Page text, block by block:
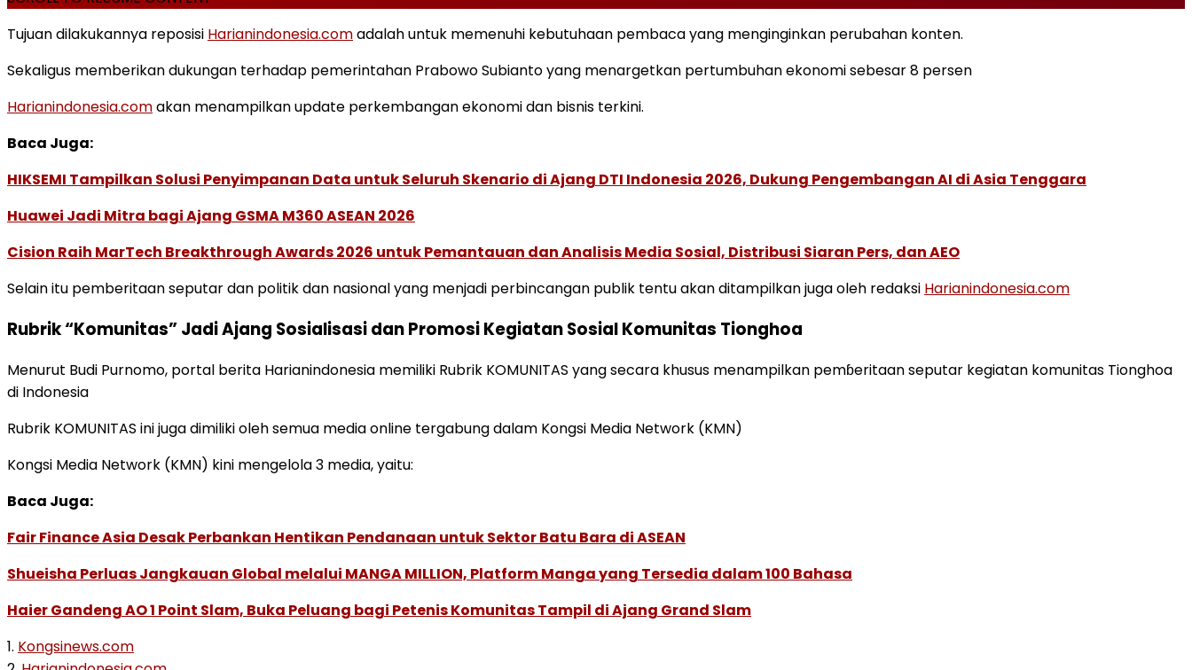
Tujuan dilakukannya reposisi Harianindonesia.comadalah untuk memenuhi kebutuhaan pembaca yang menginginkan perubahan konten.
Sekaligus memberikan dukungan terhadap pemerintahan Prabowo Subianto yang menargetkan pertumbuhan ekonomi sebesar 8 persen
Harianindonesia.comakan menampilkan update perkembangan ekonomi dan bisnis terkini.
Baca Juga:
HIKSEMI Tampilkan Solusi Penyimpanan Data untuk Seluruh Skenario di Ajang DTI Indonesia 2026, Dukung Pengembangan AI di Asia Tenggara
Huawei Jadi Mitra bagi Ajang GSMA M360 ASEAN 2026
Cision Raih MarTech Breakthrough Awards 2026 untuk Pemantauan dan Analisis Media Sosial, Distribusi Siaran Pers, dan AEO
Selain itu pemberitaan seputar dan politik dan nasional yang menjadi perbincangan publik tentu akan ditampilkan juga oleh redaksi Harianindonesia.com
Rubrik “Komunitas” Jadi Ajang Sosialisasi dan Promosi Kegiatan Sosial Komunitas Tionghoa
Menurut Budi Purnomo, portal berita Harianindonesia memiliki Rubrik KOMUNITAS yang secara khusus menampilkan pemɓeritaan seputar kegiatan komunitas Tionghoa
di Indonesia
Rubrik KOMUNITAS ini juga dimiliki oleh semua media online tergabung dalam Kongsi Media Network (KMN)
Kongsi Media Network (KMN) kini mengelola 3 media, yaitu:
Baca Juga:
Fair Finance Asia Desak Perbankan Hentikan Pendanaan untuk Sektor Batu Bara di ASEAN
Shueisha Perluas Jangkauan Global melalui MANGA MILLION, Platform Manga yang Tersedia dalam 100 Bahasa
Haier Gandeng AO 1 Point Slam, Buka Peluang bagi Petenis Komunitas Tampil di Ajang Grand Slam
1. Kongsinews.com